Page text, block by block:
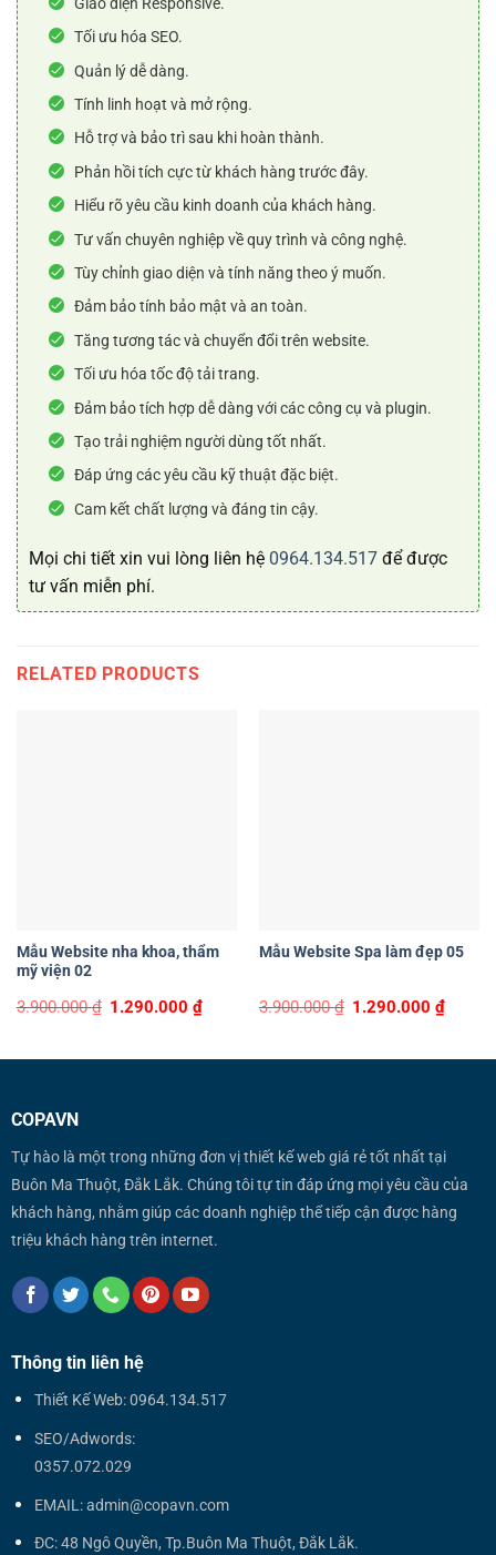
Tối ưu hóa SEO.
Quản lý dễ dàng.
Tính linh hoạt và mở rộng.
Hỗ trợ và bảo trì sau khi hoàn thành.
Phản hồi tích cực từ khách hàng trước đây.
Hiểu rõ yêu cầu kinh doanh của khách hàng.
Tư vấn chuyên nghiệp về quy trình và công nghệ.
Tùy chỉnh giao diện và tính năng theo ý muốn.
Đảm bảo tính bảo mật và an toàn.
Tăng tương tác và chuyển đổi trên website.
Tối ưu hóa tốc độ tải trang.
Đảm bảo tích hợp dễ dàng với các công cụ và plugin.
Tạo trải nghiệm người dùng tốt nhất.
Đáp ứng các yêu cầu kỹ thuật đặc biệt.
Cam kết chất lượng và đáng tin cậy.
Mọi chi tiết xin vui lòng liên hệ 0964.134.517 để được
tư vấn miễn phí.
RELATED PRODUCTS
Mẫu Website nha khoa, thẩm
mỹ viện 02
3.900.000₫ Original
1.290.000₫Current
Mẫu Website Spa làm đẹp 05
3.900.000₫ Original
1.290.000₫Current
COPAVN
Tự hào là một trong những đơn vị thiết kế web giá rẻ tốt nhất tại
Buôn Ma Thuột, Đắk Lắk. Chúng tôi tự tin đáp ứng mọi yêu cầu của
khách hàng, nhằm giúp các doanh nghiệp thể tiếp cận được hàng
triệu khách hàng trên internet.
Thông tin liên hệ
Thiết Kế Web: 0964.134.517
SEO/Adwords:
0357.072.029
EMAIL: admin@copavn.com
ĐC: 48 Ngô Quyền, Tp.Buôn Ma Thuột, Đắk Lắk.